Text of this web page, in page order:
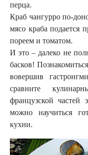
перца.
Краб чангурро по-
мясо краба подается
пореем и томатом.
И это – далеко не
басков!
вовершив
сравните
французской частей
можно научиться
кухни.